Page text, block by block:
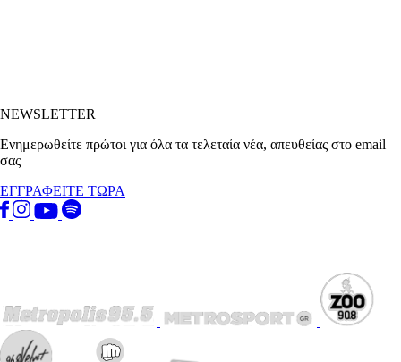
NEWSLETTER
Ενημερωθείτε πρώτοι για όλα τα τελεταία νέα, απευθείας στο email
σας
ΕΓΓΡΑΦΕΙΤΕ ΤΩΡΑ